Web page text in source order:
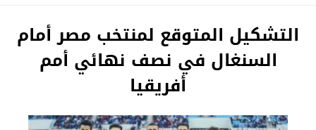
التشكيل المتوقع لمنتخب مصر أمام
السنغال في نصف نهائي أمم
أفريقيا